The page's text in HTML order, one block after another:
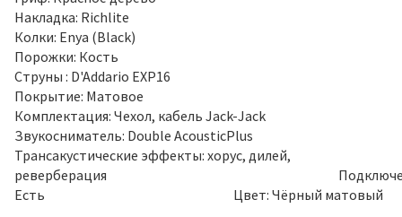
Накладка: Richlite
Колки: Enya (Black)
Порожки: Кость
Струны : D'Addario EXP16
Покрытие: Матовое
Комплектация: Чехол, кабель Jack-Jack
Звукосниматель: Double AcousticPlus
Трансакустические эффекты: хорус, дилей,
реверберация
Есть Цвет: Чёрный матовый